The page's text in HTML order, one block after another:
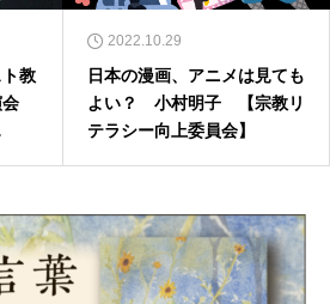
教
2022.10.29
日本の漫画、アニメは見ても
よい？ 小村明子 【宗教リ
テラシー向上委員会】